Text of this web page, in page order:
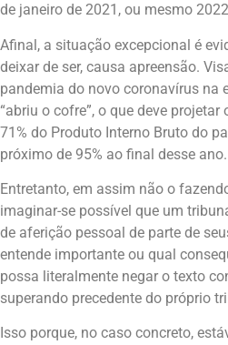
de janeiro de 2021, ou mesmo
Afinal, a situação excepcional é
deixar de ser, causa apreensão.
pandemia do novo coronavírus na
“abriu o cofre”, o que deve
71% do Produto Interno Bruto do
próximo de 95% ao final desse ano.
Entretanto, em assim não o
imaginar-se possível que um
de aferição pessoal de parte de
entende importante ou qual
possa literalmente negar o texto
superando precedente do próprio
Isso porque, no caso concreto,